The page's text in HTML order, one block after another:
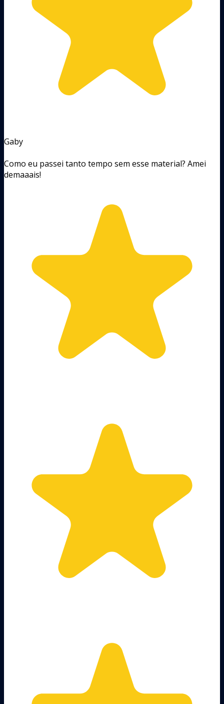
Gaby
Como eu passei tanto tempo sem esse material? Amei
demaaais!